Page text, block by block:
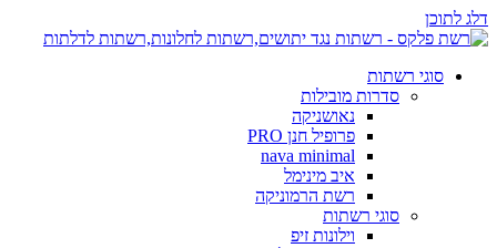
דלג לתוכן
סוגי רשתות
סדרות מובילות
נאושניקה
פרופיל חנן PRO
nava minimal
איב מינימל
רשת הרמוניקה
סוגי רשתות
וילונות זיפ